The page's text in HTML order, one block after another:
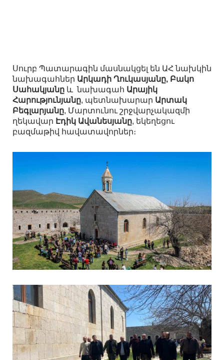
Սուրբ Պատարագին մասնակցել են ԱՀ նախկին
նախագահներ Արկադի Ղուկասյանը, Բակո
Սահակյանը և նախագահ Արայիկ
Հարությունյանը, պետնախարար Արտակ
Բեգլարյանը, Մարտունու շրջվարչակազմի
ղեկավար Էդիկ Ավանեսյանը, եկեղեցու
բազմաթիվ հավատավորներ։